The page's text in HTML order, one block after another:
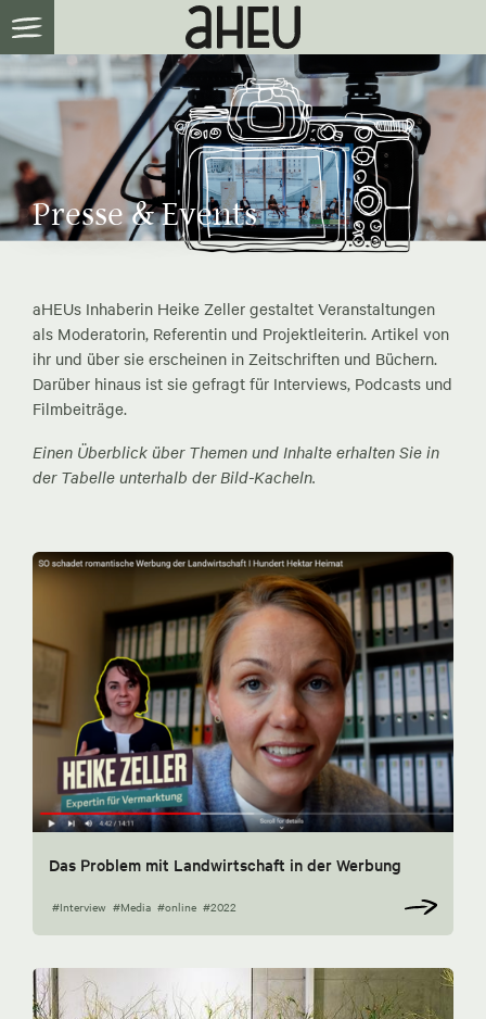
Presse & Events
aHEUs Inhaberin Heike Zeller gestaltet Veranstaltungen
als Moderatorin, Referentin und Projektleiterin. Artikel von
ihr und über sie erscheinen in Zeitschriften und Büchern.
Darüber hinaus ist sie gefragt für Interviews, Podcasts und
Filmbeiträge.
Einen Überblick über Themen und Inhalte erhalten Sie in
der Tabelle unterhalb der Bild-Kacheln.
Das Problem mit Landwirtschaft in der Werbung
#Interview #Media #online #2022